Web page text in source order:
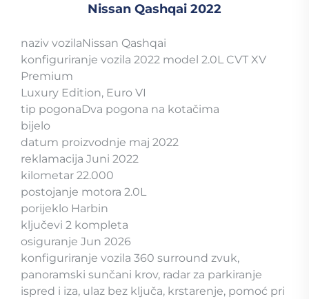
Nissan Qashqai 2022
naziv vozilaNissan Qashqai
konfiguriranje vozila 2022 model 2.0L CVT XV
Premium
Luxury Edition, Euro VI
tip pogonaDva pogona na kotačima
bijelo
datum proizvodnje maj 2022
reklamacija Juni 2022
kilometar 22.000
postojanje motora 2.0L
porijeklo Harbin
ključevi 2 kompleta
osiguranje Jun 2026
konfiguriranje vozila 360 surround zvuk,
panoramski sunčani krov, radar za parkiranje
ispred i iza, ulaz bez ključa, krstarenje, pomoć pri